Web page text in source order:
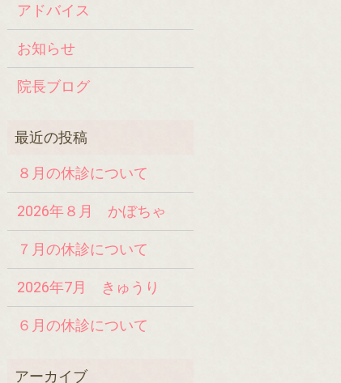
アドバイス
お知らせ
院長ブログ
８月の休診について
2026年８月 かぼちゃ
７月の休診について
2026年7月 きゅうり
６月の休診について